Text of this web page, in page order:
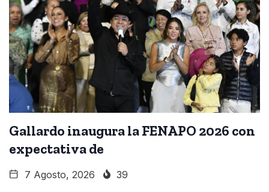
Gallardo inaugura la FENAPO 2026 con
expectativa de
7 Agosto, 2026 39